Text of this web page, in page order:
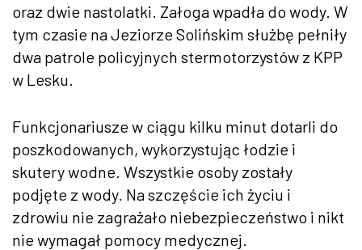
oraz dwie nastolatki. Załoga wpadła do wody. W
tym czasie na Jeziorze Solińskim służbę pełniły
dwa patrole policyjnych stermotorzystów z KPP
w Lesku.
Funkcjonariusze w ciągu kilku minut dotarli do
poszkodowanych, wykorzystując łodzie i
skutery wodne. Wszystkie osoby zostały
podjęte z wody. Na szczęście ich życiu i
zdrowiu nie zagrażało niebezpieczeństwo i nikt
nie wymagał pomocy medycznej.